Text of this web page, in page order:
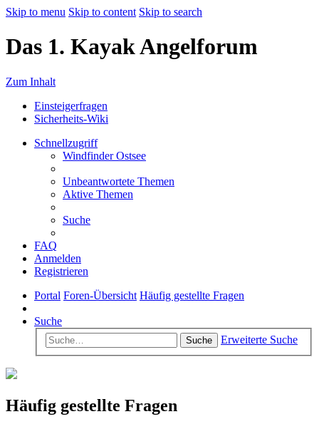
Skip to menu Skip to content Skip to search
Das 1. Kayak Angelforum
Zum Inhalt
Einsteigerfragen
Sicherheits-Wiki
Schnellzugriff
Windfinder Ostsee
Unbeantwortete Themen
Aktive Themen
Suche
FAQ
Anmelden
Registrieren
Portal Foren-Übersicht Häufig gestellte Fragen
Suche
Suche Erweiterte Suche
Häufig gestellte Fragen